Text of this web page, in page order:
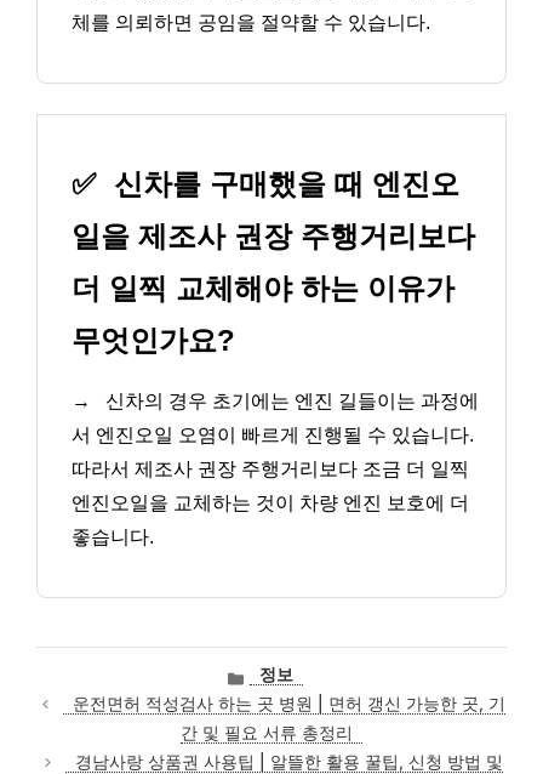
체를 의뢰하면 공임을 절약할 수 있습니다.
✅ 신차를 구매했을 때 엔진오
일을 제조사 권장 주행거리보다
더 일찍 교체해야 하는 이유가
무엇인가요?
→
신차의 경우 초기에는 엔진 길들이는 과정에
서 엔진오일 오염이 빠르게 진행될 수 있습니다.
따라서 제조사 권장 주행거리보다 조금 더 일찍
엔진오일을 교체하는 것이 차량 엔진 보호에 더
좋습니다.
카
테
고
리
정보
운전면허 적성검사 하는 곳 병원 | 면허 갱신 가능한 곳, 기
간 및 필요 서류 총정리
경남사랑 상품권 사용팁 | 알뜰한 활용 꿀팁, 신청 방법 및